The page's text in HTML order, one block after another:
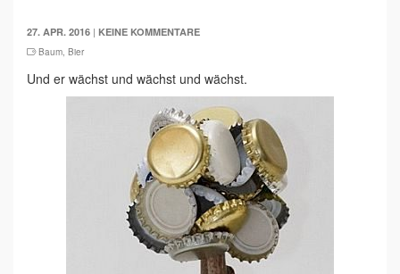
27. APR. 2016 | KEINE KOMMENTARE
Baum, Bier
Und er wächst und wächst und wächst.